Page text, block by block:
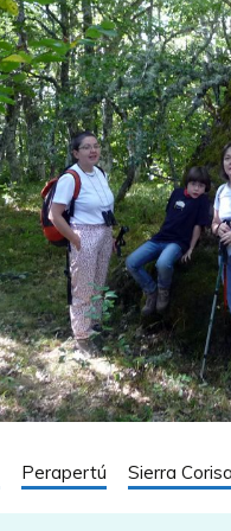
Perapertú Sierra